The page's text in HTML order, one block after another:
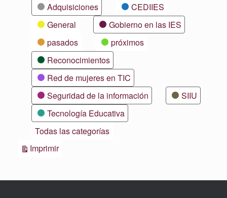
Adquisiciones
CEDIIES
General
Gobierno en las IES
pasados
próximos
Reconocimientos
Red de mujeres en TIC
Seguridad de la información
SIIU
Tecnología Educativa
Todas las categorías
ImprimirVistas